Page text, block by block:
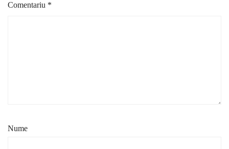
Comentariu *
Nume